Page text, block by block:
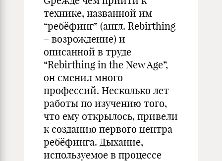
технике, названной им
“ребёфинг” (англ. Rebirthing
– возрождение) и
описанной в труде
“Rebirthing in the New Age”,
он сменил много
профессий. Несколько лет
работы по изучению того,
что ему открылось, привели
к созданию первого центра
ребёфинга. Дыхание,
используемое в процессе